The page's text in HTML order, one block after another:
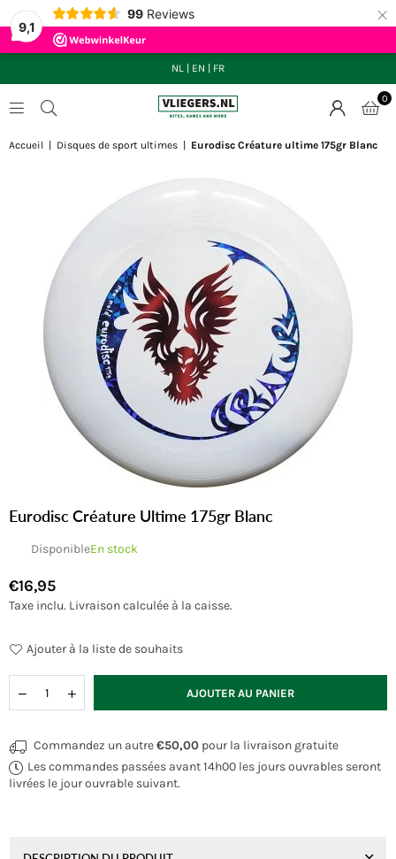
9,1
99 Reviews ×
NL EN FR
0
Accueil Disques de sport ultimes Eurodisc Créature ultime 175gr Blanc
Eurodisc Créature Ultime 175gr Blanc
DisponibleEn stock
Prix
régulier
€16,95
Taxe inclu. Livraisoncalculée à la caisse.
Ajouter à la liste de souhaits
AJOUTER AU PANIER
Commandez un autre€50,00 pour la livraison gratuite
Les commandes passées avant 14h00 les jours ouvrables seront
livrées le jour ouvrable suivant.